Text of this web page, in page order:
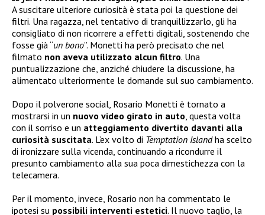
A suscitare ulteriore curiosità è stata poi la questione dei
filtri. Una ragazza, nel tentativo di tranquillizzarlo, gli ha
consigliato di non ricorrere a effetti digitali, sostenendo che
fosse già “un bono”. Monetti ha però precisato che nel
filmato non aveva utilizzato alcun filtro. Una
puntualizzazione che, anziché chiudere la discussione, ha
alimentato ulteriormente le domande sul suo cambiamento.
Dopo il polverone social, Rosario Monetti è tornato a
mostrarsi in un nuovo video girato in auto, questa volta
con il sorriso e un atteggiamento divertito davanti alla
curiosità suscitata. L’ex volto di Temptation Islandha scelto
di ironizzare sulla vicenda, continuando a ricondurre il
presunto cambiamento alla sua poca dimestichezza con la
telecamera.
Per il momento, invece, Rosario non ha commentato le
ipotesi su possibili interventi estetici. Il nuovo taglio, la